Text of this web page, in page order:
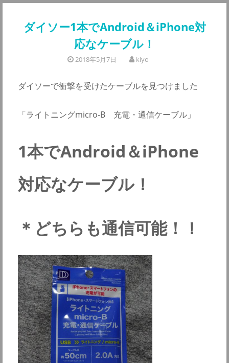
ダイソー1本でAndroid＆iPhone対
応なケーブル！
2018年5月7日 kiyo
ダイソーで衝撃を受けたケーブルを見つけました
「ライトニングmicro-B 充電・通信ケーブル」
1本でAndroid＆iPhone
対応なケーブル！
＊どちらも通信可能！！